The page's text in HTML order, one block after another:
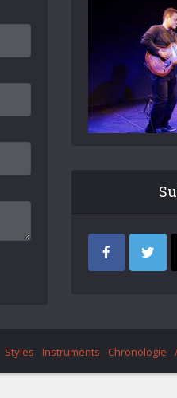
Styles Instruments Chronologie